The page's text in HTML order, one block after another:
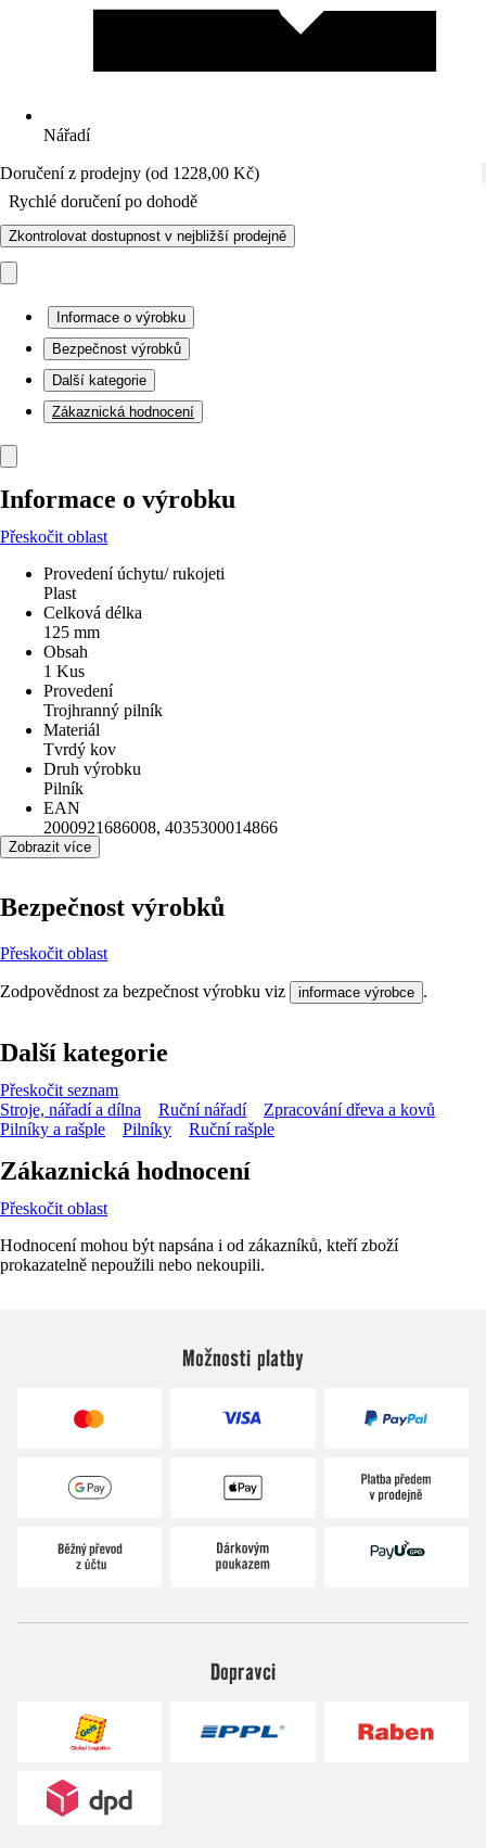
Nářadí
Doručení z prodejny (od 1228,00 Kč)
Rychlé doručení po dohodě
Zkontrolovat dostupnost v nejbližší prodejně
Informace o výrobku
Bezpečnost výrobků
Další kategorie
Zákaznická hodnocení
Informace o výrobku
Přeskočit oblast
Provedení úchytu/ rukojeti
Plast
Celková délka
125 mm
Obsah
1 Kus
Provedení
Trojhranný pilník
Materiál
Tvrdý kov
Druh výrobku
Pilník
EAN
2000921686008, 4035300014866
Zobrazit více
Bezpečnost výrobků
Přeskočit oblast
Zodpovědnost za bezpečnost výrobku viz informace výrobce .
Další kategorie
Přeskočit seznam
Stroje, nářadí a dílna
Ruční nářadí
Zpracování dřeva a kovů
Pilníky a rašple
Pilníky Ruční rašple
Zákaznická hodnocení
Přeskočit oblast
Hodnocení mohou být napsána i od zákazníků, kteří zboží
prokazatelně nepoužili nebo nekoupili.
Možnosti platby
Dopravci